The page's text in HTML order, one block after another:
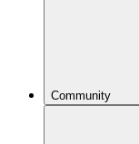
Community